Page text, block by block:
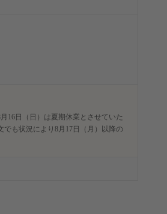
16日（日）は夏期休業とさせていた
も状況により8月17日（月）以降の